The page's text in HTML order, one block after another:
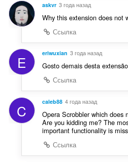
askvr 3 года назад
Why this extension does not
Ссылка
E eriwuxian 3 года назад
Gosto demais desta
Ссылка
C caleb88 4 года назад
Opera Scrobbler which does
Are you kidding me? The
important functionality is
Ссылка